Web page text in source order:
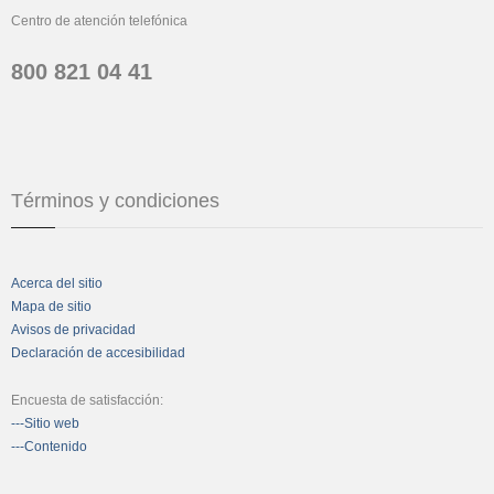
Centro de atención telefónica
800 821 04 41
Términos y condiciones
Acerca del sitio
Mapa de sitio
Avisos de privacidad
Declaración de accesibilidad
Encuesta de satisfacción:
---Sitio web
---Contenido